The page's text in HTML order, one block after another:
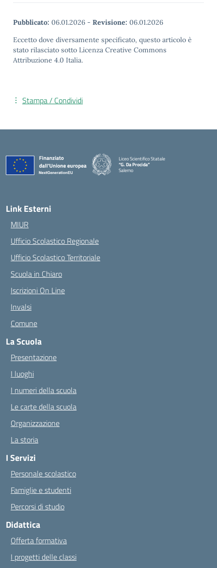
Pubblicato: 06.01.2026 - Revisione: 06.01.2026
Eccetto dove diversamente specificato, questo articolo è
stato rilasciato sotto Licenza Creative Commons
Attribuzione 4.0 Italia.
Stampa / Condividi
Liceo Scientifico Statale
“G. Da Procida”
Salerno
Link Esterni
MIUR
Ufficio Scolastico Regionale
Ufficio Scolastico Territoriale
Scuola in Chiaro
Iscrizioni On Line
Invalsi
Comune
La Scuola
Presentazione
I luoghi
I numeri della scuola
Le carte della scuola
Organizzazione
La storia
I Servizi
Personale scolastico
Famiglie e studenti
Percorsi di studio
Didattica
Offerta formativa
I progetti delle classi